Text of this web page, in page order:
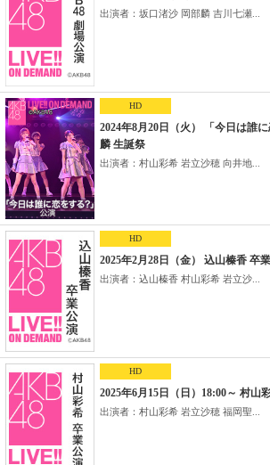
出演者：坂口渚沙 岡部麟 吉川七瀬...
HD
2024年8月20日（火） 「今日は誰
麟 生誕祭
出演者：村山彩希 岩立沙穂 向井地...
HD
2025年2月28日（金） 込山榛香 卒
出演者：込山榛香 村山彩希 岩立沙...
HD
2025年6月15日（日）18:00～ 村山
出演者：村山彩希 岩立沙穂 福岡聖...